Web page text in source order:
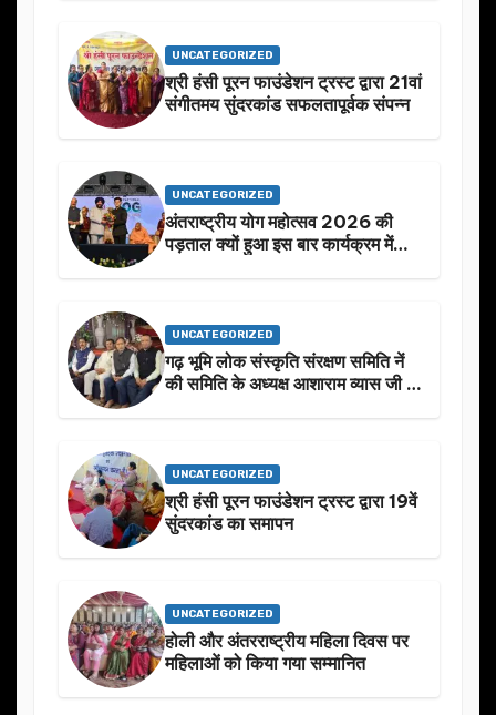
UNCATEGORIZED
श्री हंसी पूरन फाउंडेशन ट्रस्ट द्वारा 21वां
संगीतमय सुंदरकांड सफलतापूर्वक संपन्न
UNCATEGORIZED
अंतराष्ट्रीय योग महोत्सव 2026 की
पड़ताल क्यों हुआ इस बार कार्यक्रम में
UNCATEGORIZED
गढ़ भूमि लोक संस्कृति संरक्षण समिति नें
की समिति के अध्यक्ष आशाराम व्यास जी के
UNCATEGORIZED
श्री हंसी पूरन फाउंडेशन ट्रस्ट द्वारा 19वें
सुंदरकांड का समापन
UNCATEGORIZED
होली और अंतरराष्ट्रीय महिला दिवस पर
महिलाओं को किया गया सम्मानित